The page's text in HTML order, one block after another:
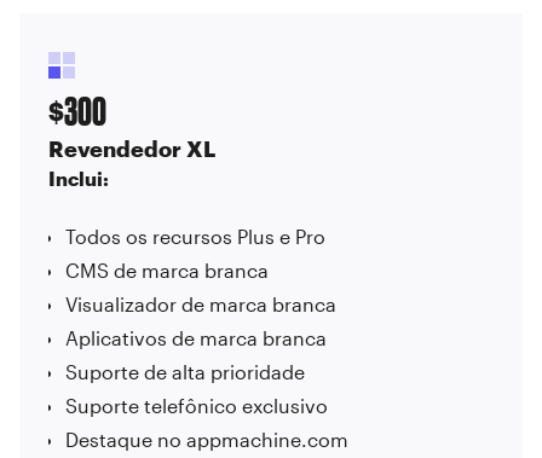
$300
Revendedor XL
Inclui:
Todos os recursos Plus e Pro
CMS de marca branca
Visualizador de marca branca
Aplicativos de marca branca
Suporte de alta prioridade
Suporte telefônico exclusivo
Destaque no appmachine.com